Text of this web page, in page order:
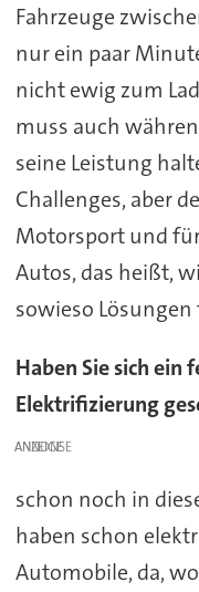
Fahrzeuge
nur ein paar
nicht ewig zum
muss auch
seine Leistung
Challenges, aber
Motorsport und
Autos, das heißt,
sowieso
Haben Sie sich ein
Elektrifizierung
ANZEIGE
schon noch in
haben schon
Automobile, da,